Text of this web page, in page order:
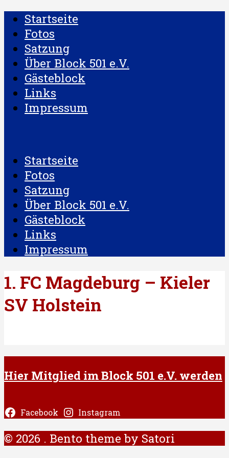
Startseite
Fotos
Satzung
Über Block 501 e.V.
Gästeblock
Links
Impressum
Startseite
Fotos
Satzung
Über Block 501 e.V.
Gästeblock
Links
Impressum
1. FC Magdeburg – Kieler
SV Holstein
Hier Mitglied im Block 501 e.V. werden
Facebook Instagram
© 2026 . Bento theme by Satori